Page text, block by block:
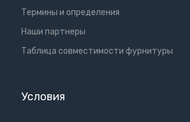
Термины и определения
Наши партнеры
Таблица совместимости фурнитуры
Условия